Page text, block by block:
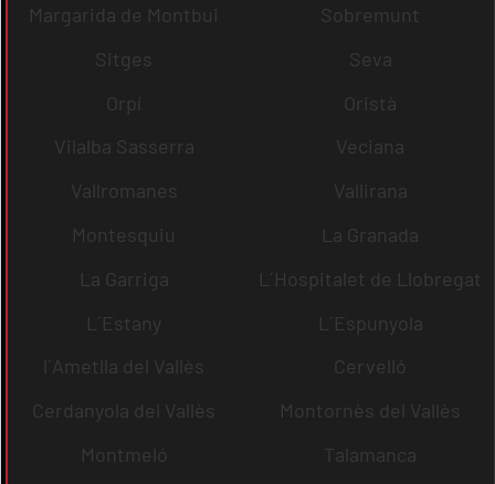
Margarida de Montbui
Sobremunt
Sitges
Seva
Orpí
Oristà
Vilalba Sasserra
Veciana
Vallromanes
Vallirana
Montesquiu
La Granada
La Garriga
L´Hospitalet de Llobregat
L´Estany
L´Espunyola
l´Ametlla del Vallès
Cervelló
Cerdanyola del Vallès
Montornès del Vallès
Montmeló
Talamanca